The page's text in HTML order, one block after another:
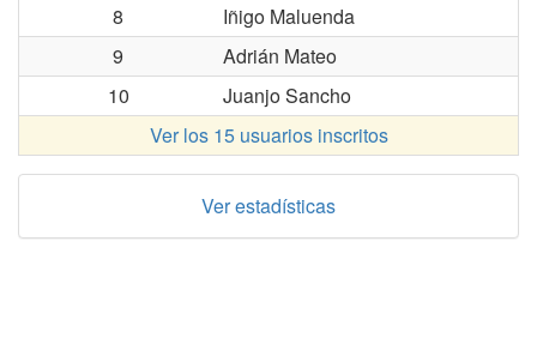
8
Iñigo Maluenda
9
Adrián Mateo
10
Juanjo Sancho
Ver los 15 usuarios inscritos
Ver estadísticas